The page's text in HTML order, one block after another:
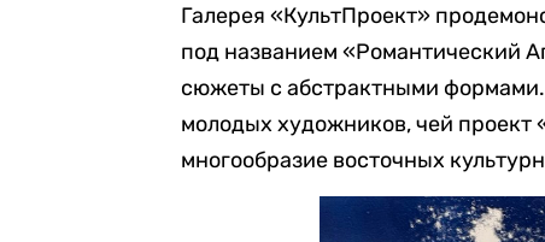
Галерея «КультПроект»
под названием «Романтический
сюжеты с абстрактными
молодых художников, чей проект
многообразие восточных